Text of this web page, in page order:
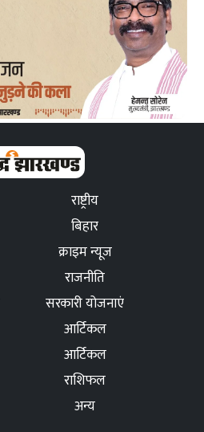
राष्ट्रीय
बिहार
क्राइम न्यूज
राजनीति
सरकारी योजनाएं
आर्टिकल
आर्टिकल
राशिफल
अन्य